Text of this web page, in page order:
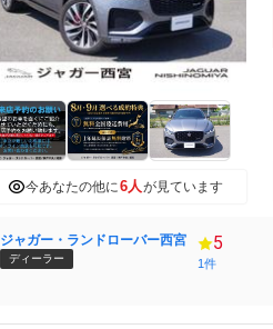
今あなたの他に6人が見ています
ジャガー・ランドローバー西宮
ディーラー
5
1件